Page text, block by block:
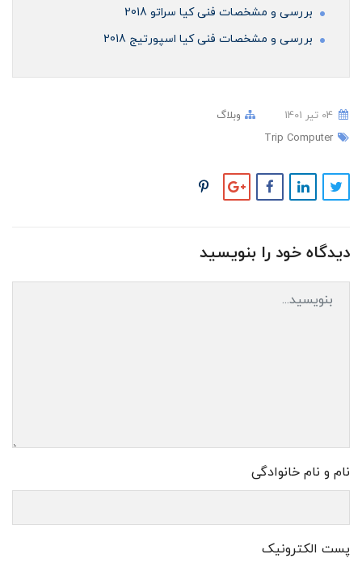
بررسی و مشخصات فنی کیا سراتو 2018
بررسی و مشخصات فنی کیا اسپورتیج 2018
وبلاگ
Trip Computer
دیدگاه خود را بنویسید
نام و نام خانوادگی
پست الکترونیک